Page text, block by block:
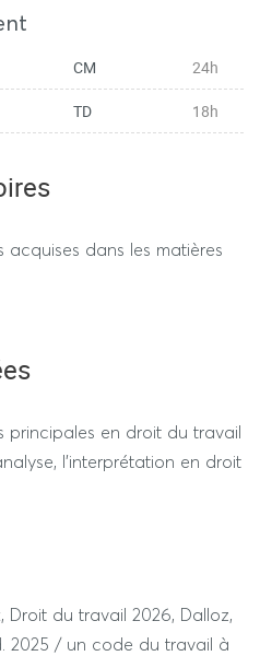
(100% de la note finale).
CM 24h
TD 18h
acquises dans les matières
principales en droit du travail
l'interprétation en droit
Droit du travail 2026, Dalloz,
2025 / un code du travail à